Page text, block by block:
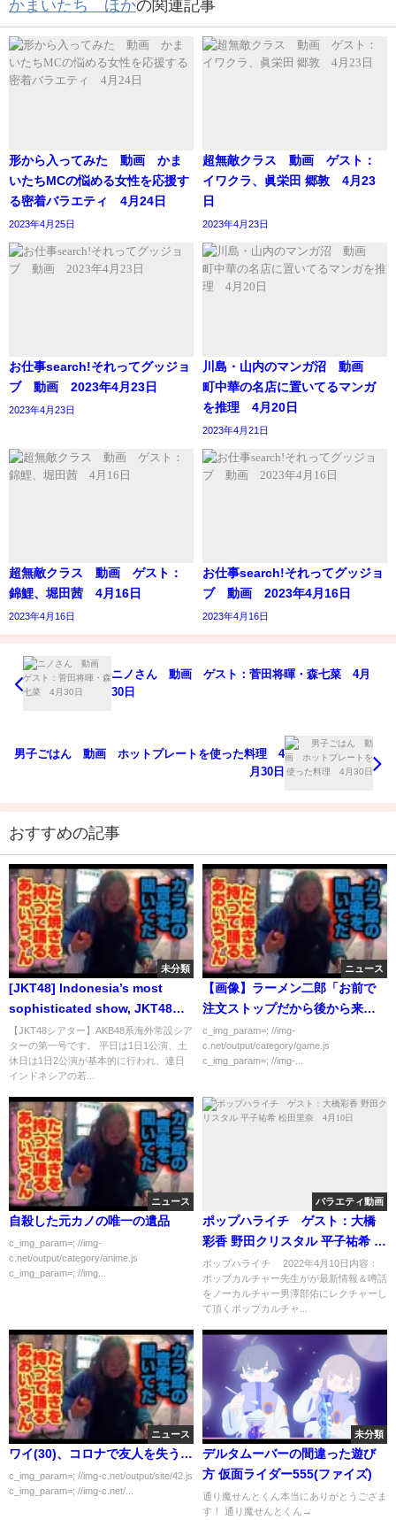
かまいたち ほかの関連記事
形から入ってみた 動画 かま
いたちMCの悩める女性を応援す
る密着バラエティ 4月24日
2023年4月25日
超無敵クラス 動画 ゲスト：
イワクラ、眞栄田 郷敦 4月23
日
2023年4月23日
お仕事search!それってグッジョ
ブ 動画 2023年4月23日
2023年4月23日
川島・山内のマンガ沼 動画
町中華の名店に置いてるマンガ
を推理 4月20日
2023年4月21日
超無敵クラス 動画 ゲスト：
錦鯉、堀田茜 4月16日
2023年4月16日
お仕事search!それってグッジョ
ブ 動画 2023年4月16日
2023年4月16日
ニノさん 動画 ゲスト：菅田将暉・森七菜 4月
30日
男子ごはん 動画 ホットプレートを使った料理 4
月30日
おすすめの記事
未分類
[JKT48] Indonesia’s most
sophisticated show, JKT48シ
アター in ジャカルタ
【JKT48シアター】AKB48系海外常設シア
ターの第一号です。 平日は1日1公演、土
休日は1日2公演が基本的に行われ、連日
インドネシアの若...
ニュース
【画像】ラーメン二郎「お前で
注文ストップだから後から来た
客お前が断われよ」
c_img_param=; //img-
c.net/output/category/game.js
c_img_param=; //img-...
ニュース
自殺した元カノの唯一の遺品
c_img_param=; //img-
c.net/output/category/anime.js
c_img_param=; //img...
バラエティ動画
ポップハライチ ゲスト：大橋
彩香 野田クリスタル 平子祐希 松
田里奈 4月10日
ポップハライチ 2022年4月10日内容：
ポップカルチャー先生がが最新情報＆噂話
をノーカルチャー男澤部佑にレクチャーし
て頂くポップカルチャ...
ニュース
ワイ(30)、コロナで友人を失う…
c_img_param=; //img-c.net/output/site/42.js
c_img_param=; //img-c.net/...
未分類
デルタムーバーの間違った遊び
方 仮面ライダー555(ファイズ)
通り魔せんとくん本当にありがとうござま
す！ 通り魔せんとくん→